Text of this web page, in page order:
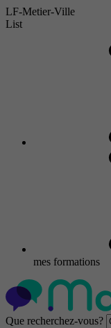
LF-Metier-Ville
List
mes formations
Que recherchez-vous?